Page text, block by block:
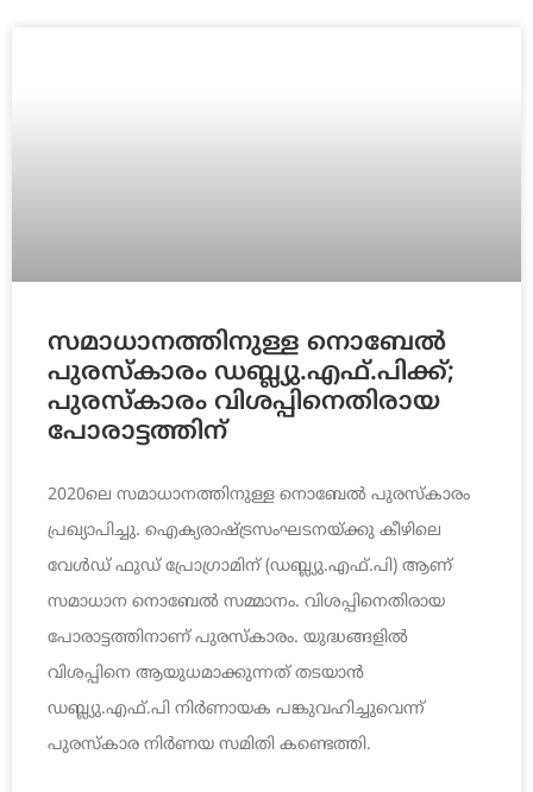
സമാധാനത്തിനുള്ള നൊബേൽ
പുരസ്‌കാരം ഡബ്ല്യു.എഫ്.പിക്ക്;
പുരസ്കാരം വിശപ്പിനെതിരായ
പോരാട്ടത്തിന്
2020ലെ സമാധാനത്തിനുള്ള നൊബേൽ പുരസ്‌കാരം
പ്രഖ്യാപിച്ചു. ഐക്യരാഷ്ട്രസംഘടനയ്ക്കു കീഴിലെ
വേൾഡ് ഫുഡ് പ്രോഗ്രാമിന് (ഡബ്ല്യു.എഫ്.പി) ആണ്
സമാധാന നൊബേൽ സമ്മാനം. വിശപ്പിനെതിരായ
പോരാട്ടത്തിനാണ് പുരസ്കാരം. യുദ്ധങ്ങളിൽ
വിശപ്പിനെ ആയുധമാക്കുന്നത് തടയാൻ
ഡബ്ല്യു.എഫ്.പി നിർണായക പങ്കുവഹിച്ചുവെന്ന്
പുരസ്കാര നിർണയ സമിതി കണ്ടെത്തി.